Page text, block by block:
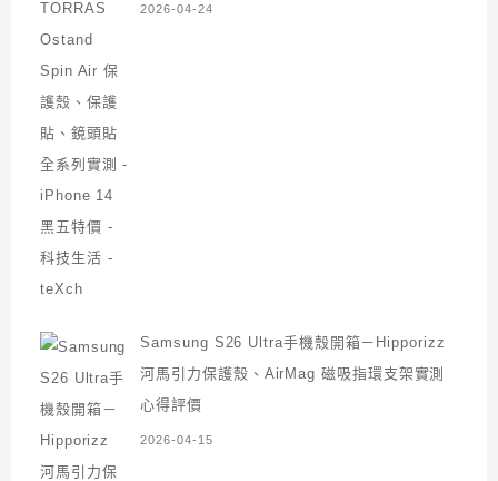
2026-04-24
Samsung S26 Ultra手機殼開箱－Hipporizz
河馬引力保護殼、AirMag 磁吸指環支架實測
心得評價
2026-04-15